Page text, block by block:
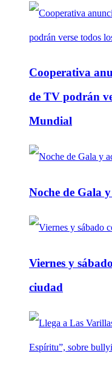
Cooperativa
de TV podrán
Mundial
Noche de Gala
Viernes y
ciudad